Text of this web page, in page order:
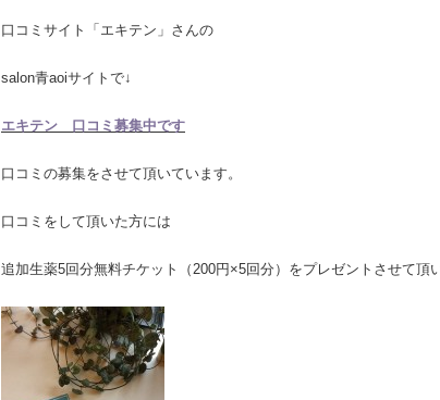
口コミサイト「エキテン」さんの
salon青aoiサイトで↓
エキテン 口コミ募集中です
口コミの募集をさせて頂いています。
口コミをして頂いた方には
追加生薬5回分無料チケット（200円×5回分）をプレゼントさせて頂